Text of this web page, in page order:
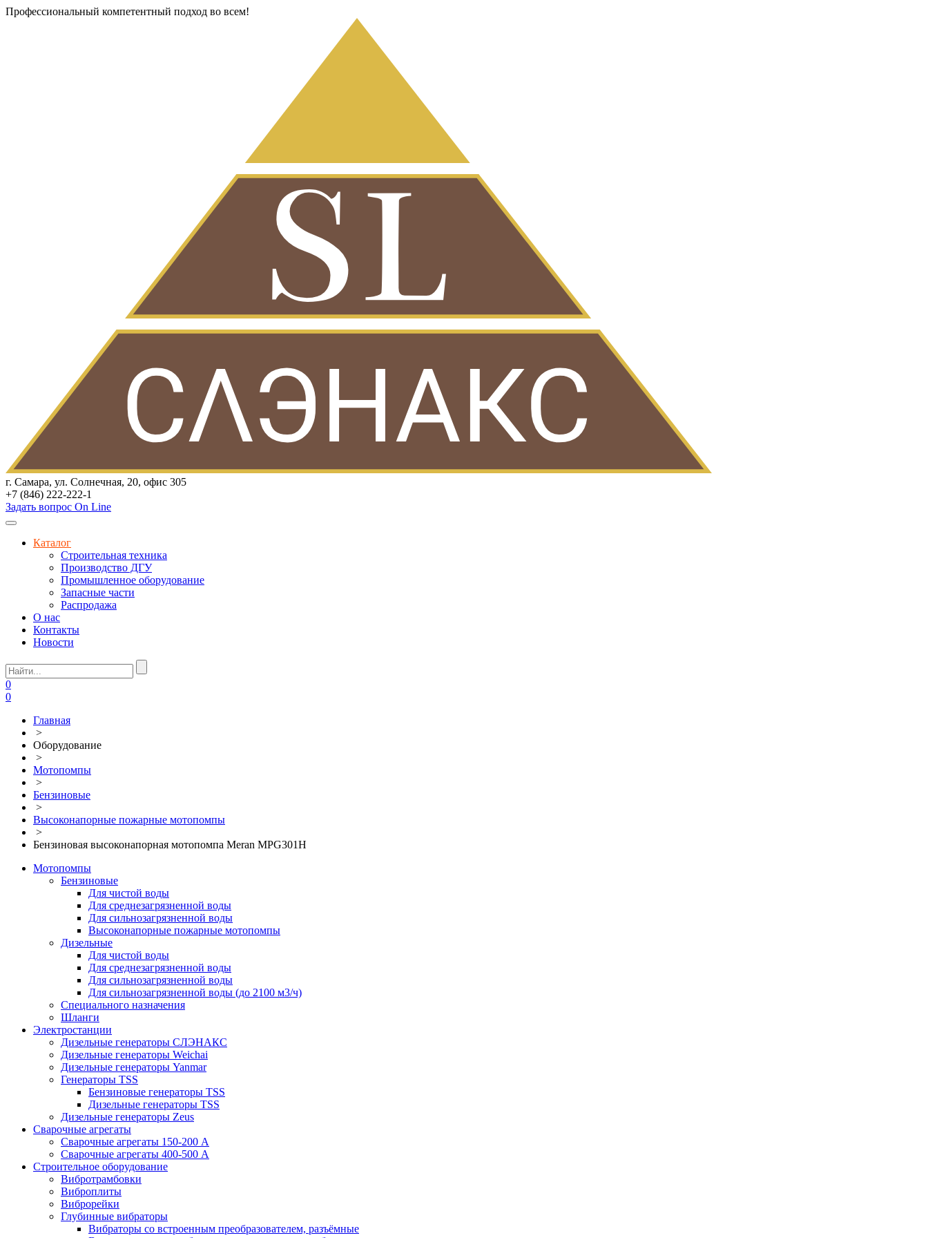
Профессиональный компетентный подход во всем!
г. Самара, ул. Солнечная, 20, офис 305
+7 (846) 222-222-1
Задать вопрос On Line
Каталог
Строительная техника
Производство ДГУ
Промышленное оборудование
Запасные части
Распродажа
О нас
Контакты
Новости
0
0
Главная
>
Оборудование
>
Мотопомпы
>
Бензиновые
>
Высоконапорные пожарные мотопомпы
>
Бензиновая высоконапорная мотопомпа Meran MPG301H
Мотопомпы
Бензиновые
Для чистой воды
Для среднезагрязненной воды
Для сильнозагрязненной воды
Высоконапорные пожарные мотопомпы
Дизельные
Для чистой воды
Для среднезагрязненной воды
Для сильнозагрязненной воды
Для сильнозагрязненной воды (до 2100 м3/ч)
Специального назначения
Шланги
Электростанции
Дизельные генераторы СЛЭНАКС
Дизельные генераторы Weichai
Дизельные генераторы Yanmar
Генераторы TSS
Бензиновые генераторы TSS
Дизельные генераторы TSS
Дизельные генераторы Zeus
Сварочные агрегаты
Сварочные агрегаты 150-200 А
Сварочные агрегаты 400-500 А
Строительное оборудование
Вибротрамбовки
Виброплиты
Виброрейки
Глубинные вибраторы
Вибраторы со встроенным преобразователем, разъёмные